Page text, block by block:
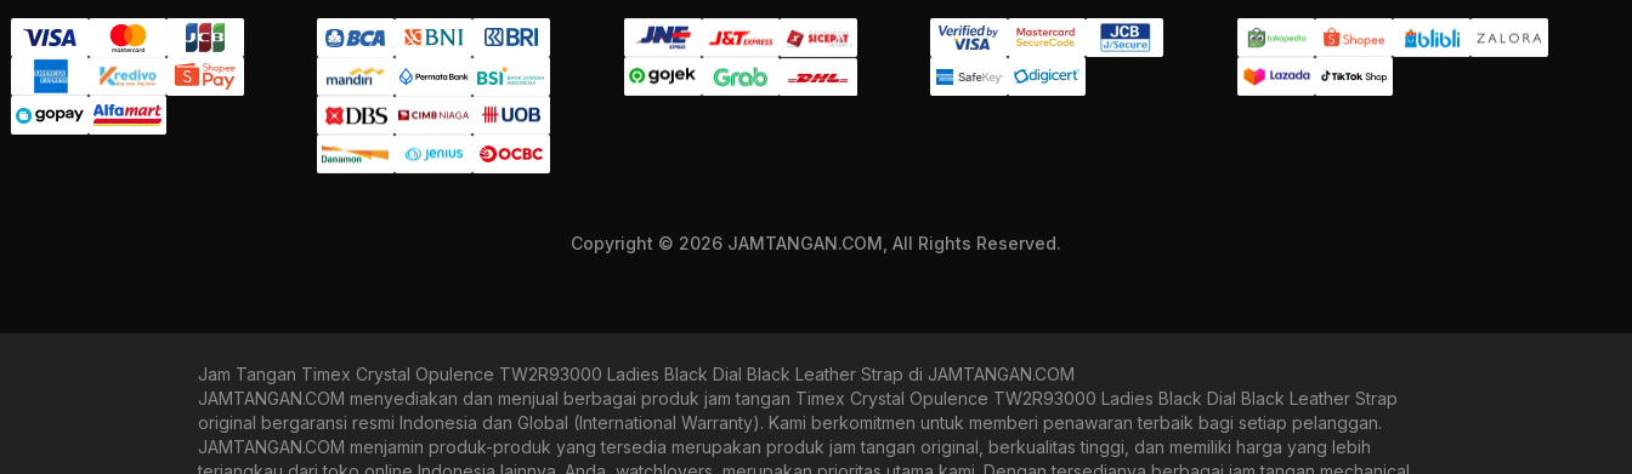
Copyright © 2026 JAMTANGAN.COM, All Rights Reserved.
Jam Tangan Timex Crystal Opulence TW2R93000 Ladies Black Dial Black Leather Strap di JAMTANGAN.COM
JAMTANGAN.COM menyediakan dan menjual berbagai produk jam tangan Timex Crystal Opulence TW2R93000 Ladies Black Dial Black Leather Strap
original bergaransi resmi Indonesia dan Global (International Warranty). Kami berkomitmen untuk memberi penawaran terbaik bagi setiap pelanggan.
JAMTANGAN.COM menjamin produk-produk yang tersedia merupakan produk jam tangan original, berkualitas tinggi, dan memiliki harga yang lebih